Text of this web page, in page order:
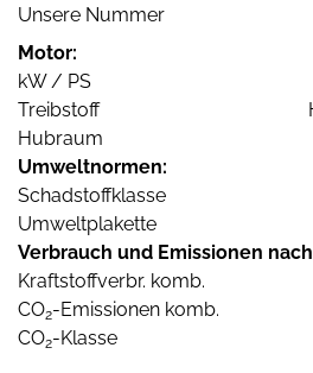
Unsere Nummer
Motor:
kW / PS
Treibstoff
Hubraum
Umweltnormen:
Schadstoffklasse
Umweltplakette
Verbrauch und Emissionen nach
Kraftstoffverbr. komb.
CO2-Emissionen komb.
CO2-Klasse